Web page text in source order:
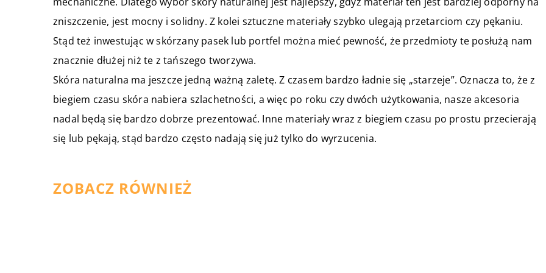
zniszczenie, jest mocny i solidny. Z kolei sztuczne materiały szybko ulegają przetarciom czy pękaniu.
Stąd też inwestując w skórzany pasek lub portfel można mieć pewność, że przedmioty te posłużą nam
znacznie dłużej niż te z tańszego tworzywa.
Skóra naturalna ma jeszcze jedną ważną zaletę. Z czasem bardzo ładnie się „starzeje”. Oznacza to, że z
biegiem czasu skóra nabiera szlachetności, a więc po roku czy dwóch użytkowania, nasze akcesoria
nadal będą się bardzo dobrze prezentować. Inne materiały wraz z biegiem czasu po prostu przecierają
się lub pękają, stąd bardzo często nadają się już tylko do wyrzucenia.
ZOBACZ RÓWNIEŻ